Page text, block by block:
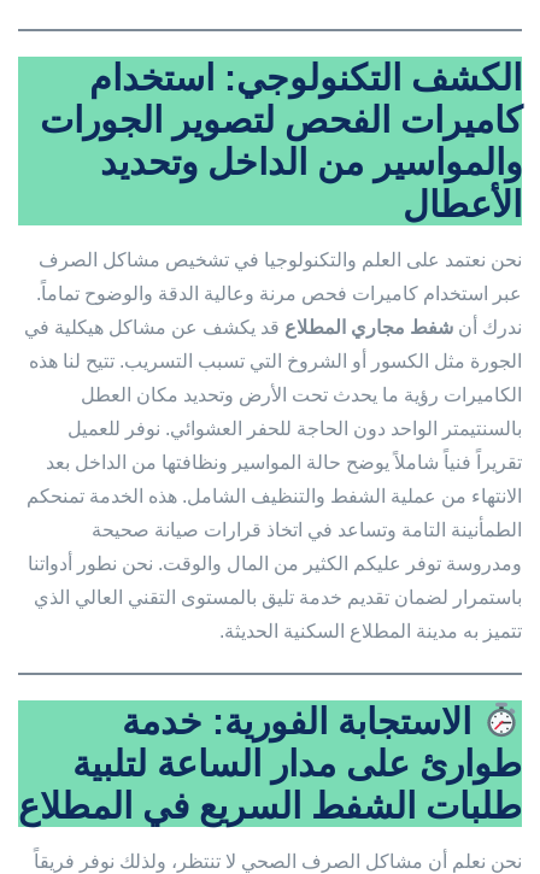
الكشف التكنولوجي: استخدام
كاميرات الفحص لتصوير الجورات
والمواسير من الداخل وتحديد
الأعطال
نحن نعتمد على العلم والتكنولوجيا في تشخيص مشاكل الصرف
عبر استخدام كاميرات فحص مرنة وعالية الدقة والوضوح تماماً.
ندرك أن شفط مجاري المطلاع قد يكشف عن مشاكل هيكلية في
الجورة مثل الكسور أو الشروخ التي تسبب التسريب. تتيح لنا هذه
الكاميرات رؤية ما يحدث تحت الأرض وتحديد مكان العطل
بالسنتيمتر الواحد دون الحاجة للحفر العشوائي. نوفر للعميل
تقريراً فنياً شاملاً يوضح حالة المواسير ونظافتها من الداخل بعد
الانتهاء من عملية الشفط والتنظيف الشامل. هذه الخدمة تمنحكم
الطمأنينة التامة وتساعد في اتخاذ قرارات صيانة صحيحة
ومدروسة توفر عليكم الكثير من المال والوقت. نحن نطور أدواتنا
باستمرار لضمان تقديم خدمة تليق بالمستوى التقني العالي الذي
تتميز به مدينة المطلاع السكنية الحديثة.
الاستجابة الفورية: خدمة
طوارئ على مدار الساعة لتلبية
طلبات الشفط السريع في المطلاع
نحن نعلم أن مشاكل الصرف الصحي لا تنتظر، ولذلك نوفر فريقاً